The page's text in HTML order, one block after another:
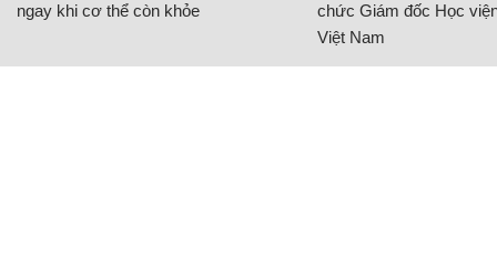
ngay khi cơ thể còn khỏe
chức Giám đốc Học
Việt Nam